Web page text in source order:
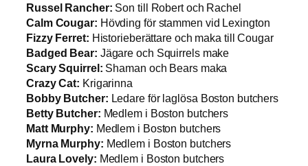
Russel Rancher: Son till Robert och Rachel
Calm Cougar: Hövding för stammen vid Lexington
Fizzy Ferret: Historieberättare och maka till Cougar
Badged Bear: Jägare och Squirrels make
Scary Squirrel: Shaman och Bears maka
Crazy Cat: Krigarinna
Bobby Butcher: Ledare för laglösa Boston butchers
Betty Butcher: Medlem i Boston butchers
Matt Murphy: Medlem i Boston butchers
Myrna Murphy: Medlem i Boston butchers
Laura Lovely: Medlem i Boston butchers